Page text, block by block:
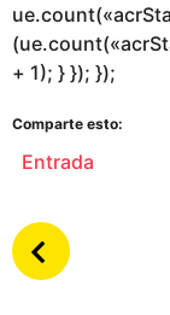
+ 1); } }); });
Comparte esto:
Entrada
P
o